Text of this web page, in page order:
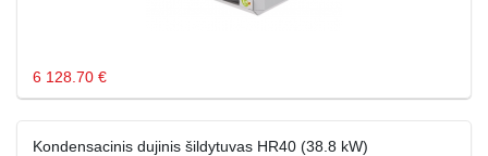
6 128.70 €
Kondensacinis dujinis šildytuvas HR40 (38.8 kW)